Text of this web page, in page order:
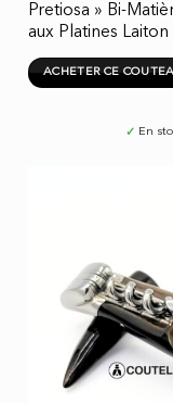
Pretiosa » Bi-
aux Platines Laiton
ACHETER CE
✓ En